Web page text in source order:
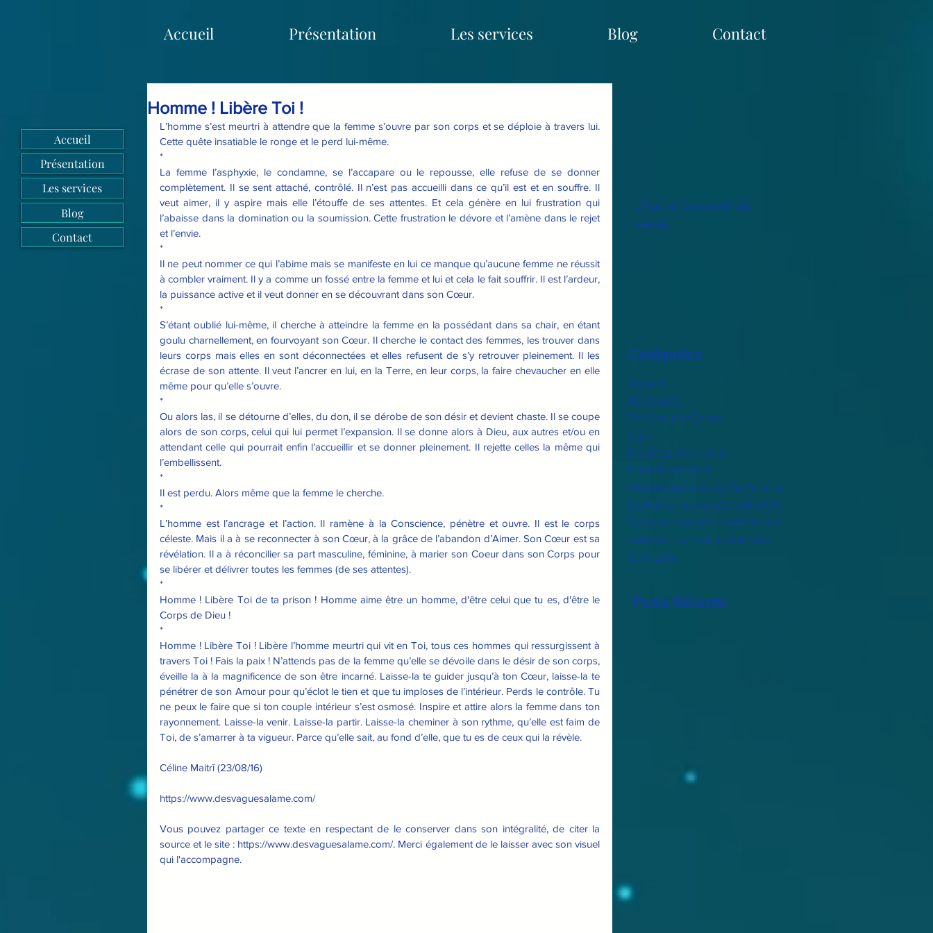
Accueil Présentation Les services Blog Contact
Accueil
Présentation
Les services
Blog
Contact
Homme ! Libère Toi !
L’homme s’est meurtri à attendre que la femme s’ouvre par son corps et se déploie à travers lui.
Cette quête insatiable le ronge et le perd lui-même.
*
La femme l’asphyxie, le condamne, se l’accapare ou le repousse, elle refuse de se donner
complètement. Il se sent attaché, contrôlé. Il n’est pas accueilli dans ce qu’il est et en souffre. Il
veut aimer, il y aspire mais elle l’étouffe de ses attentes. Et cela génère en lui frustration qui
l’abaisse dans la domination ou la soumission. Cette frustration le dévore et l’amène dans le rejet
et l’envie.
*
Il ne peut nommer ce qui l’abime mais se manifeste en lui ce manque qu’aucune femme ne réussit
à combler vraiment. Il y a comme un fossé entre la femme et lui et cela le fait souffrir. Il est l’ardeur,
la puissance active et il veut donner en se découvrant dans son Cœur.
*
S’étant oublié lui-même, il cherche à atteindre la femme en la possédant dans sa chair, en étant
goulu charnellement, en fourvoyant son Cœur. Il cherche le contact des femmes, les trouver dans
leurs corps mais elles en sont déconnectées et elles refusent de s’y retrouver pleinement. Il les
écrase de son attente. Il veut l’ancrer en lui, en la Terre, en leur corps, la faire chevaucher en elle
même pour qu’elle s’ouvre.
*
Ou alors las, il se détourne d’elles, du don, il se dérobe de son désir et devient chaste. Il se coupe
alors de son corps, celui qui lui permet l’expansion. Il se donne alors à Dieu, aux autres et/ou en
attendant celle qui pourrait enfin l’accueillir et se donner pleinement. Il rejette celles la même qui
l’embellissent.
*
Il est perdu. Alors même que la femme le cherche.
*
L’homme est l’ancrage et l’action. Il ramène à la Conscience, pénètre et ouvre. Il est le corps
céleste. Mais il a à se reconnecter à son Cœur, à la grâce de l’abandon d’Aimer. Son Cœur est sa
révélation. Il a à réconcilier sa part masculine, féminine, à marier son Coeur dans son Corps pour
se libérer et délivrer toutes les femmes (de ses attentes).
*
Homme ! Libère Toi de ta prison ! Homme aime être un homme, d'être celui que tu es, d'être le
Corps de Dieu !
*
Homme ! Libère Toi ! Libère l’homme meurtri qui vit en Toi, tous ces hommes qui ressurgissent à
travers Toi ! Fais la paix ! N’attends pas de la femme qu’elle se dévoile dans le désir de son corps,
éveille la à la magnificence de son être incarné. Laisse-la te guider jusqu’à ton Cœur, laisse-la te
pénétrer de son Amour pour qu’éclot le tien et que tu imploses de l’intérieur. Perds le contrôle. Tu
ne peux le faire que si ton couple intérieur s’est osmosé. Inspire et attire alors la femme dans ton
rayonnement. Laisse-la venir. Laisse-la partir. Laisse-la cheminer à son rythme, qu’elle est faim de
Toi, de s’amarrer à ta vigueur. Parce qu’elle sait, au fond d’elle, que tu es de ceux qui la révèle.
Céline Maitrī (23/08/16)
https://www.desvaguesalame.com/
Vous pouvez partager ce texte en respectant de le conserver dans son intégralité, de citer la
source et le site : https://www.desvaguesalame.com/. Merci également de le laisser avec son visuel
qui l'accompagne.
Liste de l'ensemble des
articles
Catégories
Argent
Blessures
De Cœur à Corps
Ego
En déça et au delà
Enfant intérieur
Métamorphose du féminin et du mascu
Conditionnements collectifs
Comportements archaïques
Secrets, non-dits, silences
Sexualité
Posts Récents